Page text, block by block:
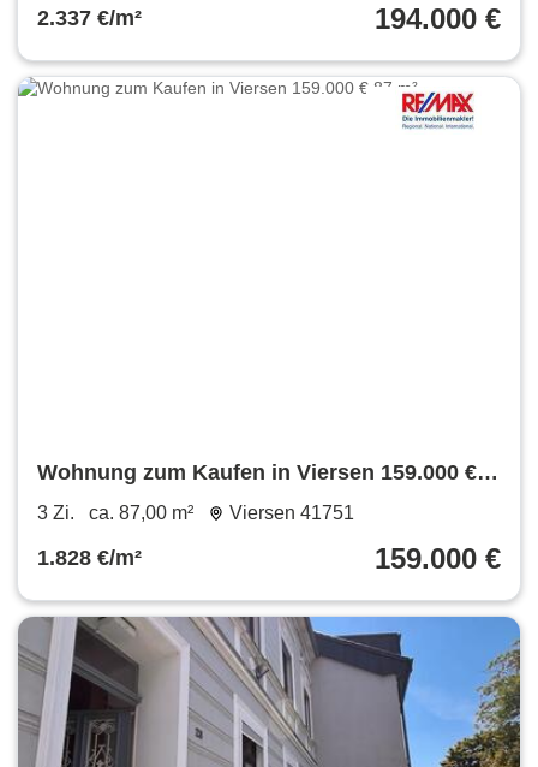
2.337 €/m² 194.000 €
Wohnung zum Kaufen in Viersen 159.000 €
87 m²
3 Zi. ca. 87,00 m² Viersen 41751
1.828 €/m² 159.000 €